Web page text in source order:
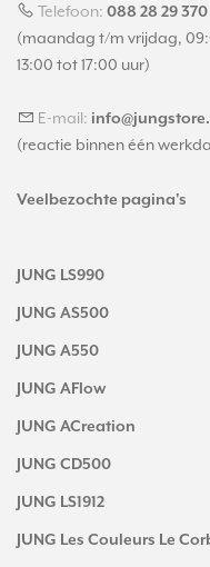
Telefoon: 088 28 29 370
(maandag t/m vrijdag,
13:00 tot 17:00 uur)
E-mail:
(reactie binnen één
Veelbezochte pagina's
JUNG LS990
JUNG AS500
JUNG A550
JUNG AFlow
JUNG ACreation
JUNG CD500
JUNG LS1912
JUNG Les Couleurs Le